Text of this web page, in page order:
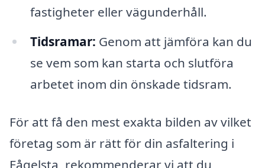
fastigheter eller vägunderhåll.
Tidsramar: Genom att jämföra kan du
se vem som kan starta och slutföra
arbetet inom din önskade tidsram.
För att få den mest exakta bilden av vilket
företag som är rätt för din asfaltering i
Fågelsta, rekommenderar vi att du